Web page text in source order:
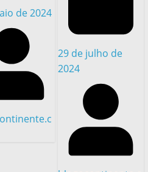
de 2024
29 de julho de
2024